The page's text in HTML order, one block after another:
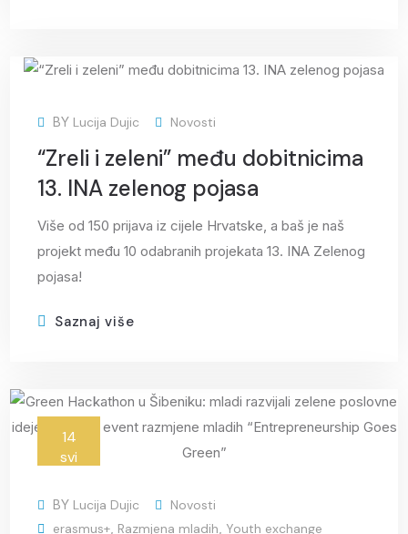
svi
BY Lucija Dujic Novosti
“Zreli i zeleni” među dobitnicima
13. INA zelenog pojasa
Više od 150 prijava iz cijele Hrvatske, a baš je naš
projekt među 10 odabranih projekata 13. INA Zelenog
pojasa!
Saznaj više
14
svi
BY Lucija Dujic
Novosti
erasmus+ Razmjena mladih Youth exchange